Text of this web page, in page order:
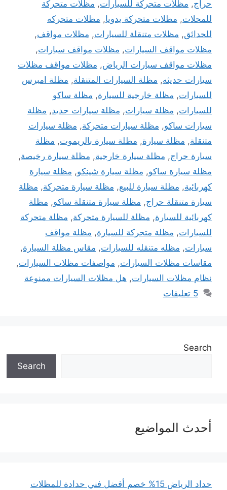
حراج, مظلات متحركة للسيارات, مظلات متحركة
للمحلات, مظلات متحركة يدويا, مظلات متحركه
للحدائق, مظلات متنقلة للسيارات, مظلات مواقف,
مظلات مواقف السيارات, مظلات مواقف سيارات,
مظلات مواقف سيارات الرياض, مظلات مواقف مظلات
سيارات حديثه, مظلة السيارات المتنقلة, مظلة امبرس
للسيارات, مظلة خارجية للسيارة, مظلة ساكو
للسيارات, مظلة سيارات, مظلة سيارات حديد, مظلة
سيارات ساكو, مظلة سيارات متحركة, مظلة سيارات
متنقلة, مظلة سيارة, مظلة سيارة بالريموت, مظلة
سيارة حراج, مظلة سيارة خارجية, مظلة سيارة رخيصة,
مظلة سيارة ساكو, مظلة سيارة شينكو, مظلة سيارة
كهربائية, مظلة سيارة للبيع, مظلة سيارة متحركة, مظلة
سيارة متنقلة حراج, مظلة سيارة متنقلة ساكو, مظلة
كهربائية للسيارة, مظلة للسيارة متحركة, مظلة متحركة
للسيارات, مظلة متحركة للسيارة, مظلة مواقف
سيارات, مظله متنقله للسيارات, مقاس مظلة السيارة,
مقاسات مظلات السيارات, مواصفات مظلات السيارات,
نظام مظلات السيارات, هل مظلات السيارات ممنوعة
5 تعليقات
Search
Search
أحدث المواضيع
حداد الرياض 15% خصم أفضل فني حدادة للمظلات